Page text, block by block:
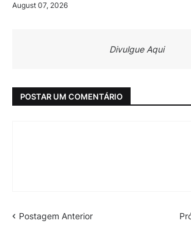
August 07, 2026
Divulgue Aqui
POSTAR UM COMENTÁRIO
Postagem Anterior